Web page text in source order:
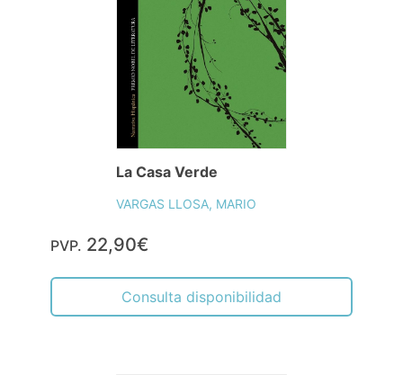
La Casa Verde
VARGAS LLOSA, MARIO
PVP. 22,90€
Consulta disponibilidad